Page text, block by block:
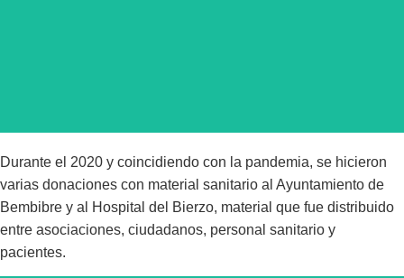
Durante el 2020 y coincidiendo con la pandemia, se hicieron
varias donaciones con material sanitario al Ayuntamiento de
Bembibre y al Hospital del Bierzo, material que fue distribuido
entre asociaciones, ciudadanos, personal sanitario y
pacientes.